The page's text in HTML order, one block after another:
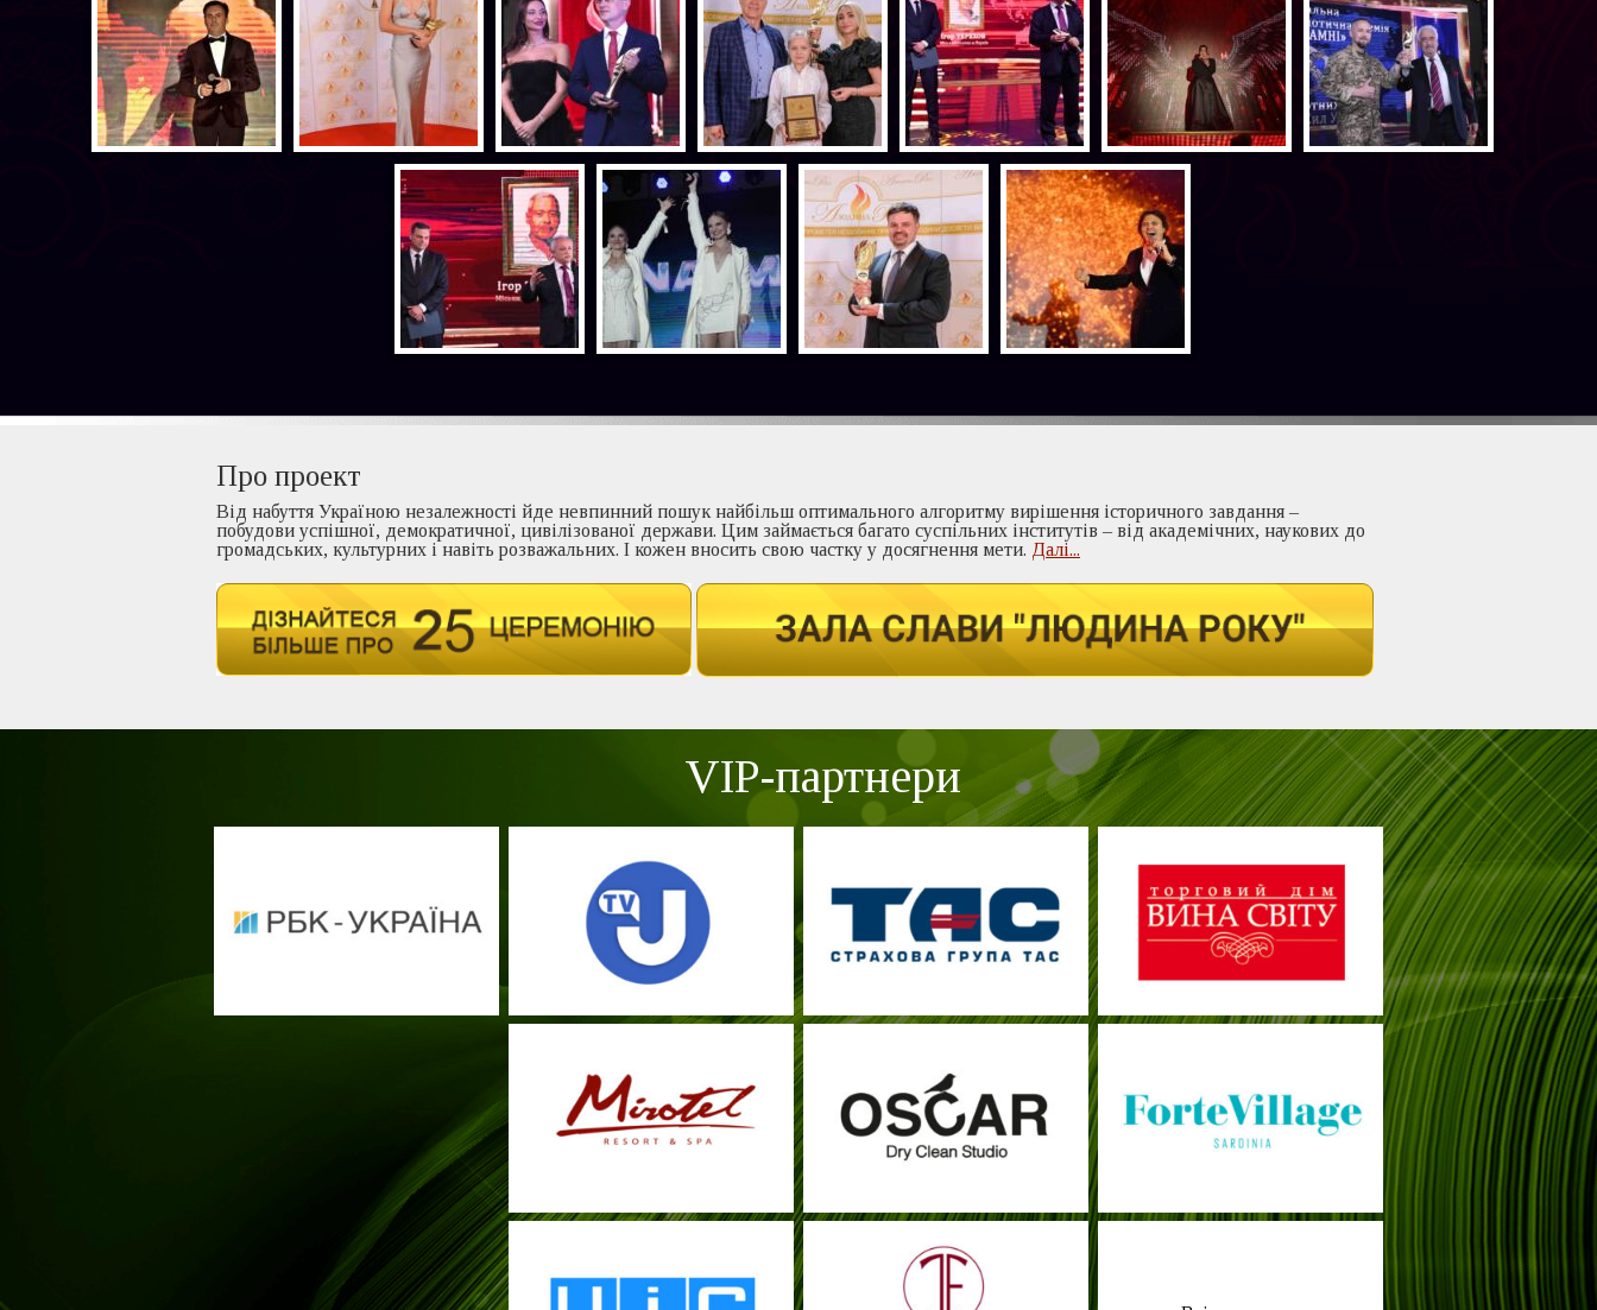
Про проект
Від набуття Україною незалежності йде невпинний пошук найбільш оптимального алгоритму вирішення історичного завдання –
побудови успішної, демократичної, цивілізованої держави. Цим займається багато суспільних інститутів – від академічних, наукових до
громадських, культурних і навіть розважальних. І кожен вносить свою частку у досягнення мети. Далi...
VIP-партнери